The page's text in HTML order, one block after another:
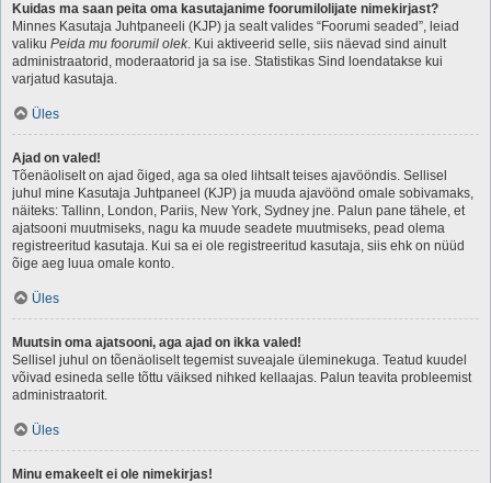
Kuidas ma saan peita oma kasutajanime foorumilolijate nimekirjast?
Minnes Kasutaja Juhtpaneeli (KJP) ja sealt valides “Foorumi seaded”, leiad
valiku Peida mu foorumil olek. Kui aktiveerid selle, siis näevad sind ainult
administraatorid, moderaatorid ja sa ise. Statistikas Sind loendatakse kui
varjatud kasutaja.
Üles
Ajad on valed!
Tõenäoliselt on ajad õiged, aga sa oled lihtsalt teises ajavööndis. Sellisel
juhul mine Kasutaja Juhtpaneel (KJP) ja muuda ajavöönd omale sobivamaks,
näiteks: Tallinn, London, Pariis, New York, Sydney jne. Palun pane tähele, et
ajatsooni muutmiseks, nagu ka muude seadete muutmiseks, pead olema
registreeritud kasutaja. Kui sa ei ole registreeritud kasutaja, siis ehk on nüüd
õige aeg luua omale konto.
Üles
Muutsin oma ajatsooni, aga ajad on ikka valed!
Sellisel juhul on tõenäoliselt tegemist suveajale üleminekuga. Teatud kuudel
võivad esineda selle tõttu väiksed nihked kellaajas. Palun teavita probleemist
administraatorit.
Üles
Minu emakeelt ei ole nimekirjas!